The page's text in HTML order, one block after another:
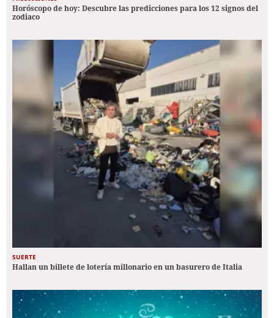
Horóscopo de hoy: Descubre las predicciones para los 12 signos del
zodiaco
SUERTE
Hallan un billete de lotería millonario en un basurero de Italia